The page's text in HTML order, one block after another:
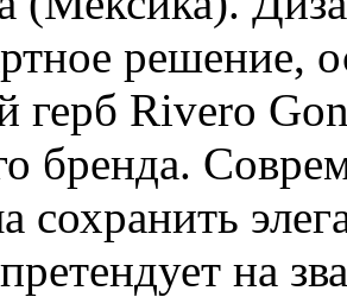
решение,
герб Rivero
бренда.
сохранить
на